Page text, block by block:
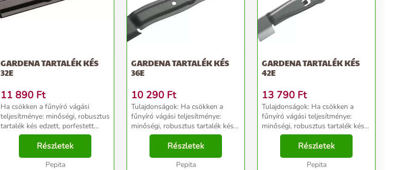
GARDENA TARTALÉK KÉS
32E
11 890 Ft
Ha csökken a fűnyíró vágási
teljesítménye: minőségi, robusztus
tartalék kés edzett, porfestett
acélból, hosszú élettartammal a
pontos és tiszta fűnyíráshoz.
GARDENA PowerMax(tm) 32 E
elektromos fűnyír...
Részletek
Pepita
GARDENA TARTALÉK KÉS
36E
10 290 Ft
Tulajdonságok: Ha csökken a
fűnyíró vágási teljesítménye:
minőségi, robusztus tartalék kés
edzett, porfestett acélból, hosszú
élettartammal a pontos és tiszta
fűnyíráshoz. GARDENA
PowerMax 36 E elekt...
Részletek
Pepita
GARDENA TARTALÉK KÉS
42E
13 790 Ft
Tulajdonságok: Ha csökken a
fűnyíró vágási teljesítménye:
minőségi, robusztus tartalék kés
edzett, porfestett acélból, hosszú
élettartammal a pontos és tiszta
fűnyíráshoz. GARDENA
PowerMax 42 E elekt...
Részletek
Pepita